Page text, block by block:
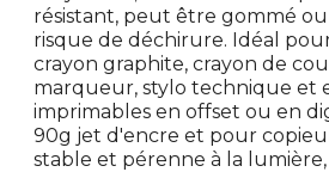
résistant, peut être gommé
risque de déchirure. Idéal
crayon graphite, crayon de
marqueur, stylo technique et
imprimables en offset ou en
90g jet d'encre et pour
stable et pérenne à la lumière,